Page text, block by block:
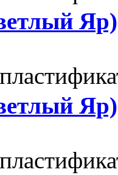
Яр)
Яр)